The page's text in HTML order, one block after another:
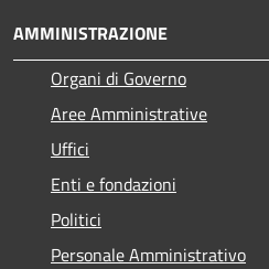
AMMINISTRAZIONE
Organi di Governo
Aree Amministrative
Uffici
Enti e fondazioni
Politici
Personale Amministrativo